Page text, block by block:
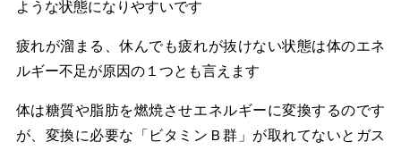
ような状態になりやすいです
疲れが溜まる、休んでも疲れが抜けない状態は体のエネ
ルギー不足が原因の１つとも言えます
体は糖質や脂肪を燃焼させエネルギーに変換するのです
が、変換に必要な「ビタミンＢ群」が取れてないとガス